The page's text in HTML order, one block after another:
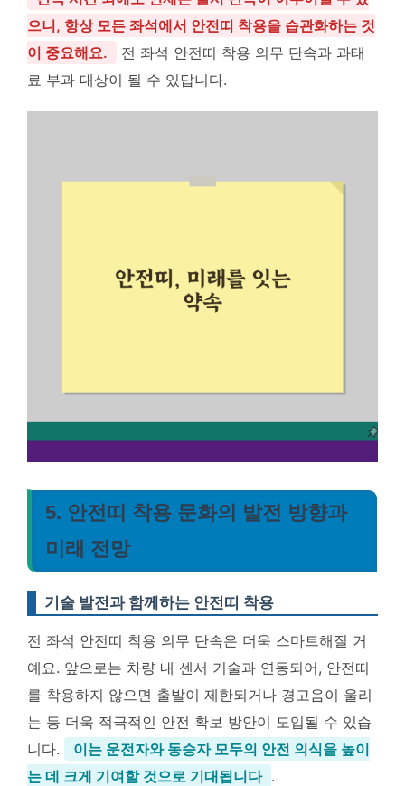
으니, 항상 모든 좌석에서 안전띠 착용을 습관화하는 것
이 중요해요.
전 좌석 안전띠 착용 의무 단속과 과태
료 부과 대상이 될 수 있답니다.
5. 안전띠 착용 문화의 발전 방향과
미래 전망
기술 발전과 함께하는 안전띠 착용
전 좌석 안전띠 착용 의무 단속은 더욱 스마트해질 거
예요. 앞으로는 차량 내 센서 기술과 연동되어, 안전띠
를 착용하지 않으면 출발이 제한되거나 경고음이 울리
는 등 더욱 적극적인 안전 확보 방안이 도입될 수 있습
니다.
이는 운전자와 동승자 모두의 안전 의식을 높이
는 데 크게 기여할 것으로 기대됩니다 .